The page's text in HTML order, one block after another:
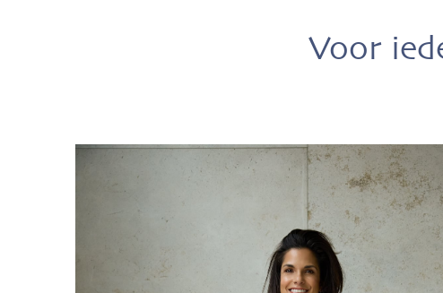
Voor